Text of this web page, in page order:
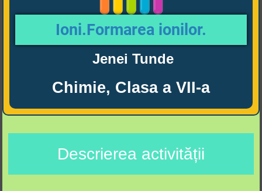
Ioni.Formarea ionilor.
Jenei Tunde
Chimie, Clasa a VII-a
Descrierea activității